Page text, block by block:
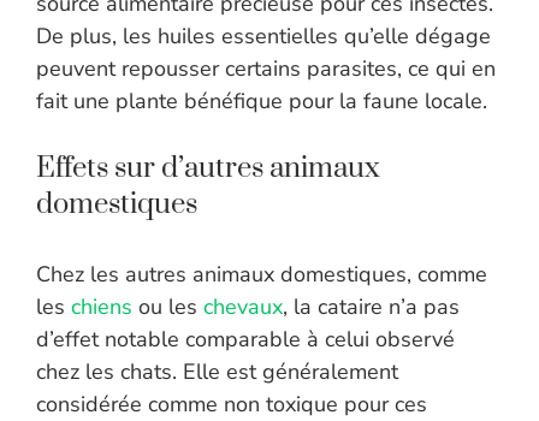
De plus, les huiles essentielles qu’elle dégage
peuvent repousser certains parasites, ce qui en
fait une plante bénéfique pour la faune locale.
Effets sur d’autres animaux
domestiques
Chez les autres animaux domestiques, comme
les chiens ou les chevaux, la cataire n’a pas
d’effet notable comparable à celui observé
chez les chats. Elle est généralement
considérée comme non toxique pour ces